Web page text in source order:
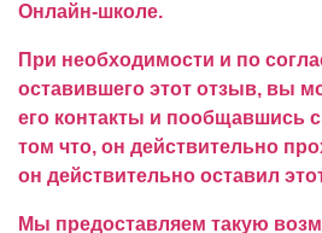
Онлайн-школе.
При необходимости и по
оставившего этот отзыв, вы
его контакты и пообщавшись
том что, он действительно
он действительно оставил
Мы предоставляем такую